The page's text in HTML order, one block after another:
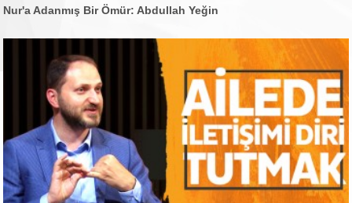
Nur'a Adanmış Bir Ömür: Abdullah Yeğin